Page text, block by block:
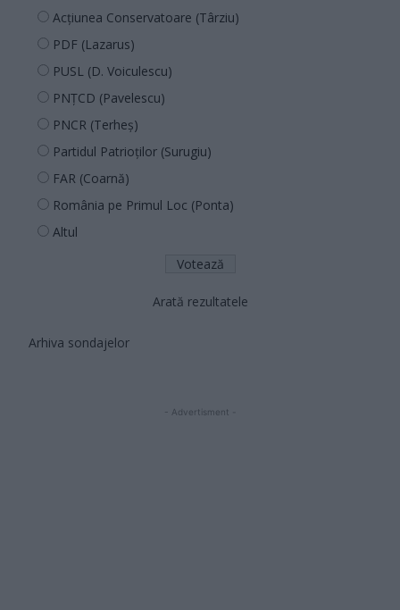
Acțiunea Conservatoare (Târziu)
PDF (Lazarus)
PUSL (D. Voiculescu)
PNȚCD (Pavelescu)
PNCR (Terheș)
Partidul Patrioților (Surugiu)
FAR (Coarnă)
România pe Primul Loc (Ponta)
Altul
Arată rezultatele
Arhiva sondajelor
- Advertisment -